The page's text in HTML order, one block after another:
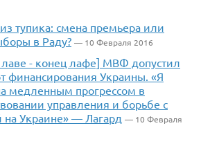
тупика: смена премьера или
в Раду? — 10 Февраля 2016
- конец лафе] МВФ допустил
финансирования Украины. «Я
медленным прогрессом в
управления и борьбе с
на Украине» — Лагард — 10 Февраля